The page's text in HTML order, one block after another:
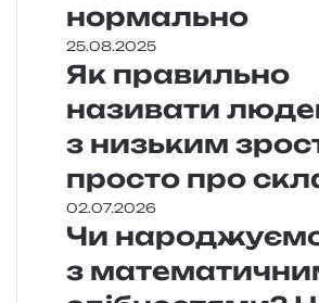
нормально
25.08.2025
Як правильно
називати
з низьким
просто про
02.07.2026
Чи
з